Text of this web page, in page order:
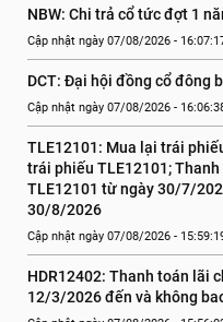
NBW: Chi trả cổ tức đợt 1
Cập nhật ngày 07/08/2026 -
DCT: Đại hội đồng cổ đông
Cập nhật ngày 07/08/2026 -
TLE12101: Mua lại trái
trái phiếu TLE12101;
TLE12101 từ ngày 30/7/
30/8/2026
Cập nhật ngày 07/08/2026 -
HDR12402: Thanh toán lãi
12/3/2026 đến và không